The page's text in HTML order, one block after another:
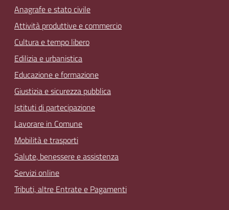
Anagrafe e stato civile
Attività produttive e commercio
Cultura e tempo libero
Edilizia e urbanistica
Educazione e formazione
Giustizia e sicurezza pubblica
Istituti di partecipazione
Lavorare in Comune
Mobilità e trasporti
Salute, benessere e assistenza
Servizi online
Tributi, altre Entrate e Pagamenti